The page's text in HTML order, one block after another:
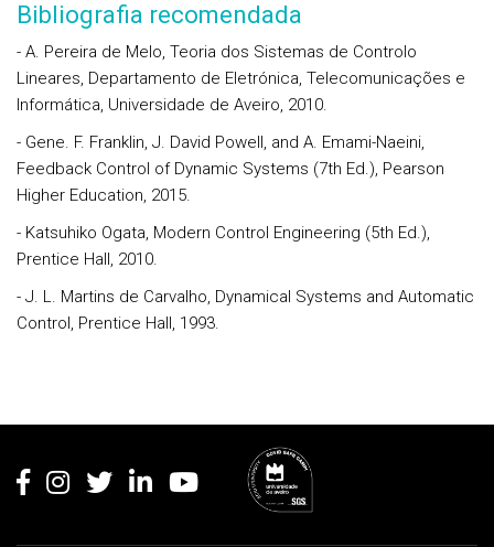
Bibliografia recomendada
- A. Pereira de Melo, Teoria dos Sistemas de Controlo
Lineares, Departamento de Eletrónica, Telecomunicações e
Informática, Universidade de Aveiro, 2010.
- Gene. F. Franklin, J. David Powell, and A. Emami-Naeini,
Feedback Control of Dynamic Systems (7th Ed.), Pearson
Higher Education, 2015.
- Katsuhiko Ogata, Modern Control Engineering (5th Ed.),
Prentice Hall, 2010.
- J. L. Martins de Carvalho, Dynamical Systems and Automatic
Control, Prentice Hall, 1993.